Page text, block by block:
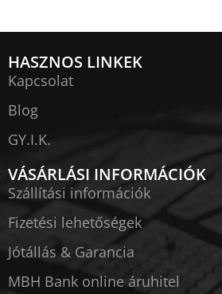
HASZNOS LINKEK
Kapcsolat
Blog
GY.I.K.
VÁSÁRLÁSI INFORMÁCIÓK
Szállítási információk
Fizetési lehetőségek
Jótállás & Garancia
MBH Bank online áruhitel